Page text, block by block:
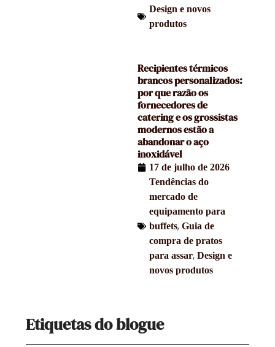
Design e novos
produtos
Recipientes térmicos
brancos personalizados:
por que razão os
fornecedores de
catering e os grossistas
modernos estão a
abandonar o aço
inoxidável
17 de julho de 2026
Tendências do
mercado de
equipamento para
buffets, Guia de
compra de pratos
para assar, Design e
novos produtos
Etiquetas do blogue